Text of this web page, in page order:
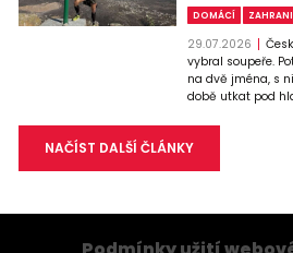
DOMÁCÍ
29.07.2026
vybral soupeře.
na dvě jména, s
době utkat pod
NAČÍST DALŠÍ ČLÁNKY